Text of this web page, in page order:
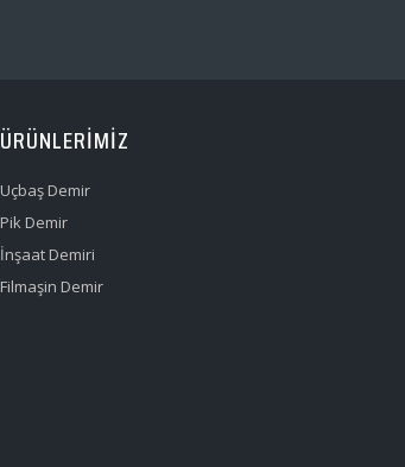
ÜRÜNLERIMIZ
Uçbaş Demir
Pik Demir
İnşaat Demiri
Filmaşin Demir